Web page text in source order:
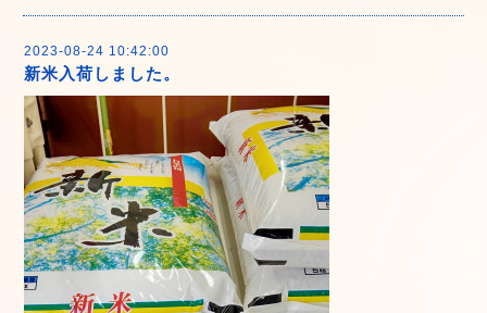
2023-08-24 10:42:00
新米入荷しました。